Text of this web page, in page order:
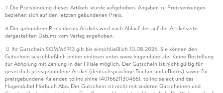
7 Die Preisbindung dieses Artikels wurde aufgehoben. Angaben zu Preissenkungen
beziehen sich auf den letzten gebundenen Preis.
8 Der gebundene Preis dieses Artikels wird nach Ablauf des auf der Artikelseite
dargestellten Datums vom Verlag angehoben.
12 Ihr Gutschein SOMMER13 gilt bis einschließlich 10.08.2026. Sie können den
Gutschein ausschließlich online einlösen unter www.hugendubel.de. Keine Bestellung
zur Abholung mit Zahlung in der Filiale möglich. Der Gutschein ist nicht gültig für
gesetzlich preisgebundene Artikel (deutschsprachige Bücher und eBooks) sowie für
preisgebundene Kalender, tolino shine (4016621130466), tolino select und das
Hugendubel Hörbuch Abo. Der Gutschein ist nicht mit anderen Gutscheinen und